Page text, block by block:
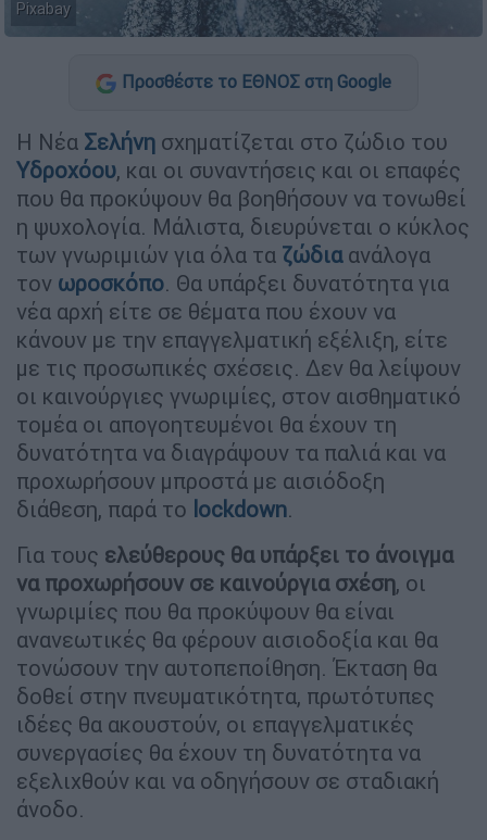
Pixabay
Προσθέστε το ΕΘΝΟΣ στη Google
Η Νέα Σελήνη σχηματίζεται στο ζώδιο του
Υδροχόου, και οι συναντήσεις και οι επαφές
που θα προκύψουν θα βοηθήσουν να τονωθεί
η ψυχολογία. Μάλιστα, διευρύνεται ο κύκλος
των γνωριμιών για όλα τα ζώδια ανάλογα
τον ωροσκόπο. Θα υπάρξει δυνατότητα για
νέα αρχή είτε σε θέματα που έχουν να
κάνουν με την επαγγελματική εξέλιξη, είτε
με τις προσωπικές σχέσεις. Δεν θα λείψουν
οι καινούργιες γνωριμίες, στον αισθηματικό
τομέα οι απογοητευμένοι θα έχουν τη
δυνατότητα να διαγράψουν τα παλιά και να
προχωρήσουν μπροστά με αισιόδοξη
διάθεση, παρά το lockdown.
Για τους ελεύθερους θα υπάρξει το άνοιγμα
να προχωρήσουν σε καινούργια σχέση, οι
γνωριμίες που θα προκύψουν θα είναι
ανανεωτικές θα φέρουν αισιοδοξία και θα
τονώσουν την αυτοπεποίθηση. Έκταση θα
δοθεί στην πνευματικότητα, πρωτότυπες
ιδέες θα ακουστούν, οι επαγγελματικές
συνεργασίες θα έχουν τη δυνατότητα να
εξελιχθούν και να οδηγήσουν σε σταδιακή
άνοδο.